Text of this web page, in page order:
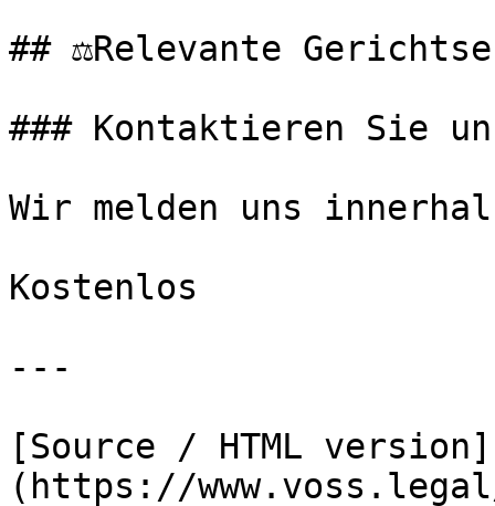
## ⚖️Relevante
### Kontaktieren Sie
Wir melden uns
Kostenlos
---
[Source / HTML version]
(https://